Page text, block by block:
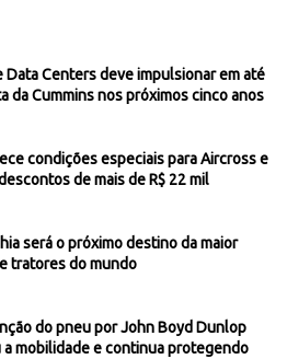
Data Centers deve impulsionar em até
da Cummins nos próximos cinco anos
condições especiais para Aircross e
de mais de R$ 22 mil
será o próximo destino da maior
tratores do mundo
do pneu por John Boyd Dunlop
mobilidade e continua protegendo